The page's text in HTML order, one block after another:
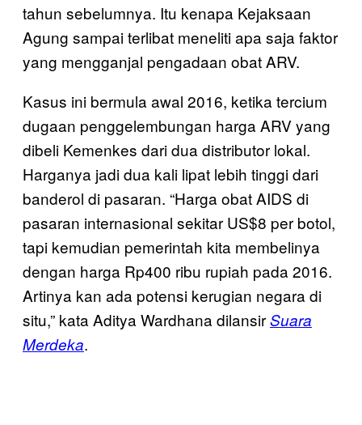
tahun sebelumnya. Itu kenapa Kejaksaan
Agung sampai terlibat meneliti apa saja faktor
yang mengganjal pengadaan obat ARV.
Kasus ini bermula awal 2016, ketika tercium
dugaan penggelembungan harga ARV yang
dibeli Kemenkes dari dua distributor lokal.
Harganya jadi dua kali lipat lebih tinggi dari
banderol di pasaran. “Harga obat AIDS di
pasaran internasional sekitar US$8 per botol,
tapi kemudian pemerintah kita membelinya
dengan harga Rp400 ribu rupiah pada 2016.
Artinya kan ada potensi kerugian negara di
situ,” kata Aditya Wardhana dilansirSuara
Merdeka.